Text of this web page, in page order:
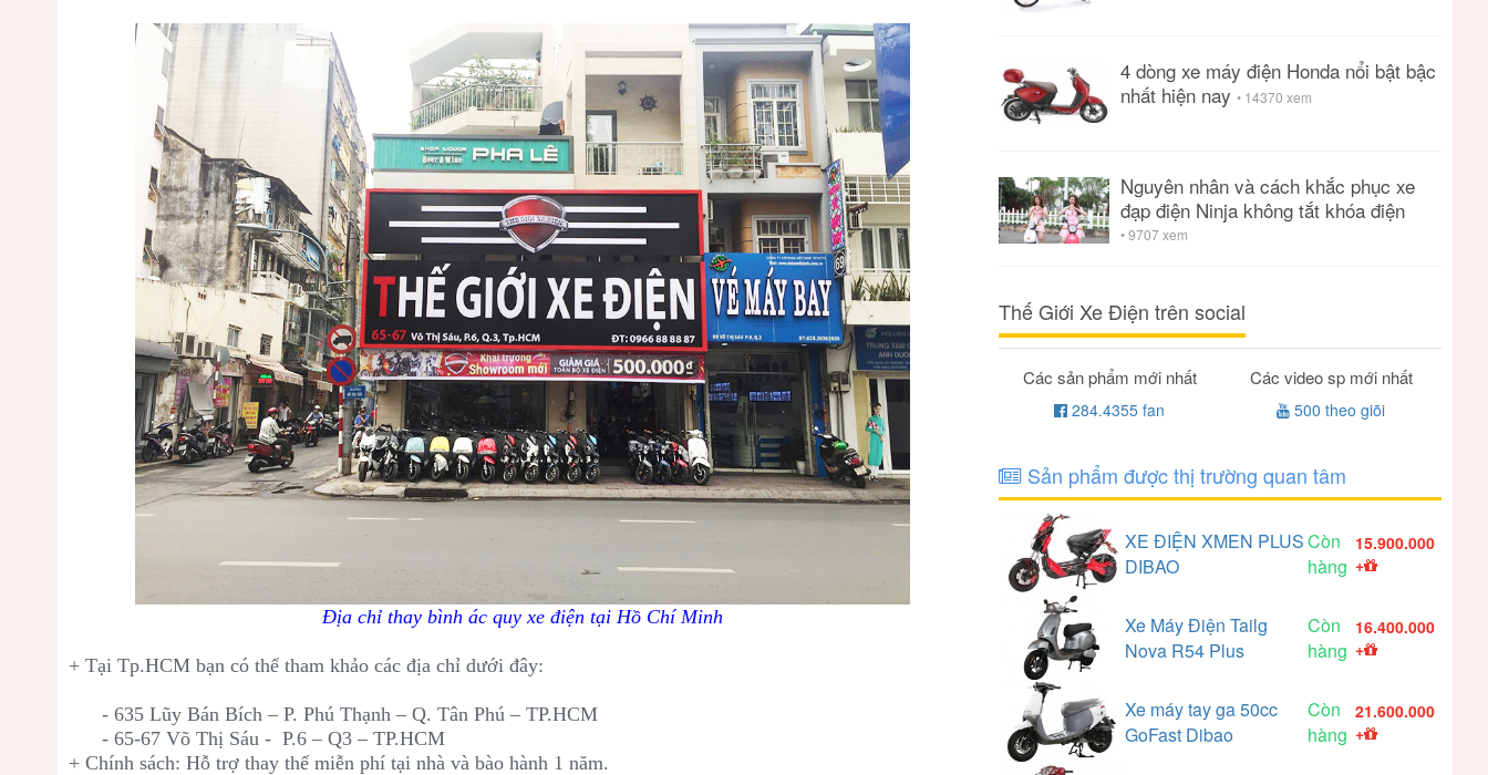
Địa chỉ thay bình ác quy xe điện tại Hồ Chí Minh
+ Tại Tp.HCM bạn có thể tham khảo các địa chỉ dưới đây:
- 635 Lũy Bán Bích – P. Phú Thạnh – Q. Tân Phú – TP.HCM
- 65-67 Võ Thị Sáu - P.6 – Q3 – TP.HCM
+ Chính sách: Hỗ trợ thay thế miễn phí tại nhà và bào hành 1 năm.
4 dòng xe máy điện Honda nổi bật bậc
nhất hiện nay • 14370 xem
Nguyên nhân và cách khắc phục xe
đạp điện Ninja không tắt khóa điện
• 9707 xem
Thế Giới Xe Điện trên social
Các sản phẩm mới nhất
284.4355 fan
Các video sp mới nhất
500 theo giõi
Sản phẩm được thị trường quan tâm
XE ĐIỆN XMEN PLUS
DIBAO
Còn
hàng
15.900.000
+
Xe Máy Điện Tailg
Nova R54 Plus
Còn
hàng
16.400.000
+
Xe máy tay ga 50cc
GoFast Dibao
Còn
hàng
21.600.000
+